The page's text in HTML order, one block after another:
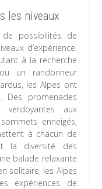
les niveaux
possibilités de
d’expérience.
à la recherche
un randonneur
les Alpes ont
Des promenades
aux
enneigés,
à chacun de
la diversité des
balade relaxante
solitaire, les Alpes
expériences de